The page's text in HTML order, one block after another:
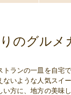
のグルメ
トランの一皿を自宅
ないような人気スイ
い方に、地方の美味